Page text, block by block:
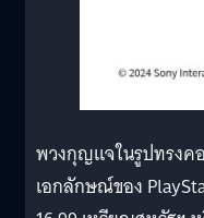
พวงกุญแจในรูปทรงค
เอกลักษณ์ของ